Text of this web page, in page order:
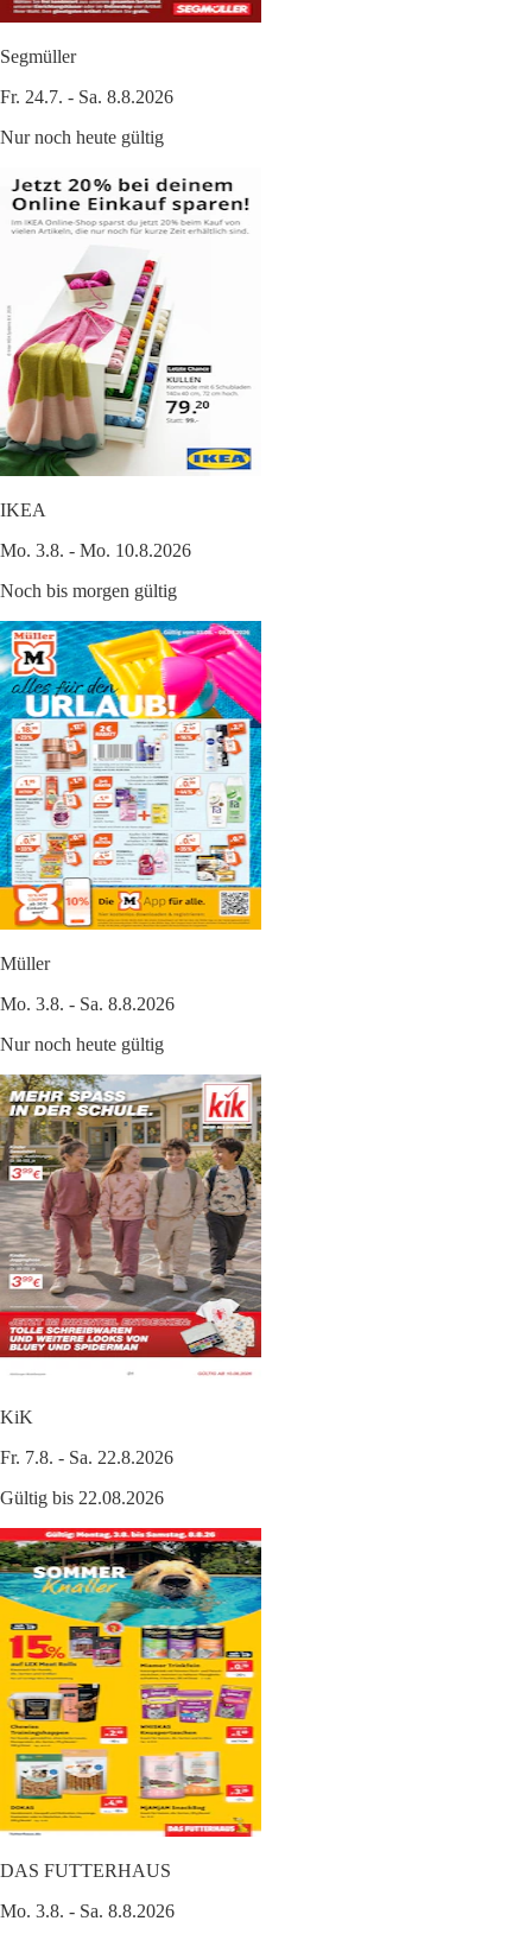
Segmüller
Fr. 24.7. - Sa. 8.8.2026
Nur noch heute gültig
IKEA
Mo. 3.8. - Mo. 10.8.2026
Noch bis morgen gültig
Müller
Mo. 3.8. - Sa. 8.8.2026
Nur noch heute gültig
KiK
Fr. 7.8. - Sa. 22.8.2026
Gültig bis 22.08.2026
DAS FUTTERHAUS
Mo. 3.8. - Sa. 8.8.2026